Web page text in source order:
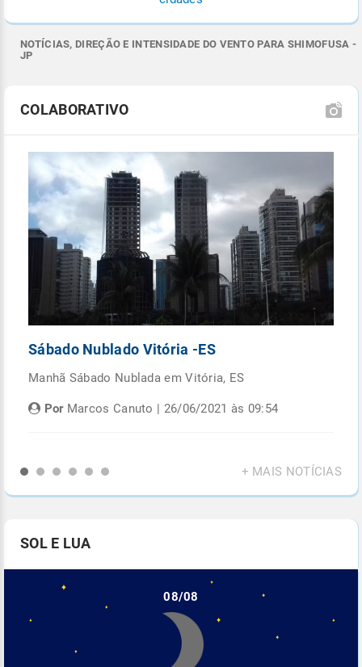
NOTÍCIAS, DIREÇÃO E INTENSIDADE DO VENTO PARA SHIMOFUSA -
JP
COLABORATIVO
Sábado Nublado Vitória -ES
Manhã Sábado Nublada em Vitória, ES
PorMarcos Canuto | 26/06/2021 às 09:54
+ MAIS NOTÍCIAS
SOL E LUA
08/08